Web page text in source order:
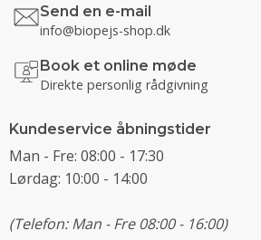
Send en e-mail
info@biopejs-shop.dk
Book et online møde
Direkte personlig rådgivning
Kundeservice åbningstider
Man - Fre: 08:00 - 17:30
Lørdag: 10:00 - 14:00
(Telefon: Man - Fre 08:00 - 16:00)